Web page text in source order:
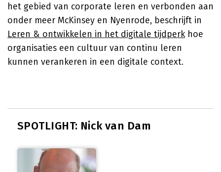
het gebied van corporate leren en verbonden aan
onder meer McKinsey en Nyenrode, beschrijft in
Leren & ontwikkelen in het digitale tijdperkhoe
organisaties een cultuur van continu leren
kunnen verankeren in een digitale context.
SPOTLIGHT: Nick van Dam